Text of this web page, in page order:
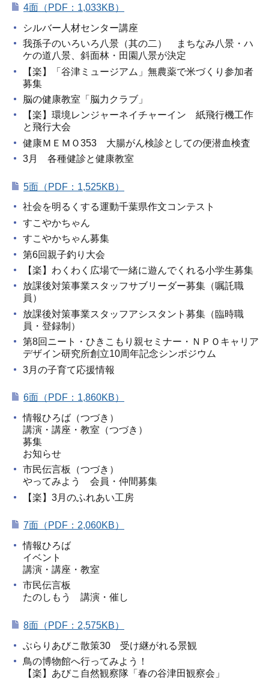
4面（PDF：1,033KB）
シルバー人材センター講座
我孫子のいろいろ八景（其の二） まちなみ八景・ハ
ケの道八景、斜面林・田園八景が決定
【楽】「谷津ミュージアム」無農薬で米づくり参加者
募集
脳の健康教室「脳力クラブ」
【楽】環境レンジャーネイチャーイン 紙飛行機工作
と飛行大会
健康ＭＥＭＯ353 大腸がん検診としての便潜血検査
3月 各種健診と健康教室
5面（PDF：1,525KB）
社会を明るくする運動千葉県作文コンテスト
すこやかちゃん
すこやかちゃん募集
第6回親子釣り大会
【楽】わくわく広場で一緒に遊んでくれる小学生募集
放課後対策事業スタッフサブリーダー募集（嘱託職
員）
放課後対策事業スタッフアシスタント募集（臨時職
員・登録制）
第8回ニート・ひきこもり親セミナー・ＮＰＯキャリア
デザイン研究所創立10周年記念シンポジウム
3月の子育て応援情報
6面（PDF：1,860KB）
情報ひろば（つづき）
講演・講座・教室（つづき）
募集
お知らせ
市民伝言板（つづき）
やってみよう 会員・仲間募集
【楽】3月のふれあい工房
7面（PDF：2,060KB）
情報ひろば
イベント
講演・講座・教室
市民伝言板
たのしもう 講演・催し
8面（PDF：2,575KB）
ぶらりあびこ散策30 受け継がれる景観
鳥の博物館へ行ってみよう！
【楽】あびこ自然観察隊「春の谷津田観察会」